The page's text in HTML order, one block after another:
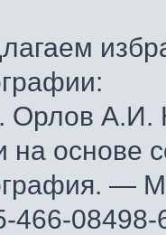
Орлов А.И.
на основе
—
466-